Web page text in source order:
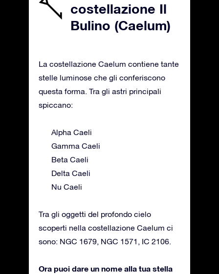
costellazione Il
Bulino (Caelum)
La costellazione Caelum contiene tante
stelle luminose che gli conferiscono
questa forma. Tra gli astri principali
spiccano:
Alpha Caeli
Gamma Caeli
Beta Caeli
Delta Caeli
Nu Caeli
Tra gli oggetti del profondo cielo
scoperti nella costellazione Caelum ci
sono: NGC 1679, NGC 1571, IC 2106.
Ora puoi dare un nome alla tua stella